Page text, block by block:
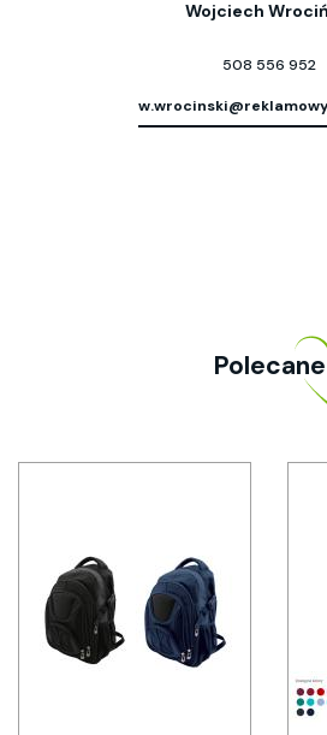
Wojciech
508 556 952
Polecane